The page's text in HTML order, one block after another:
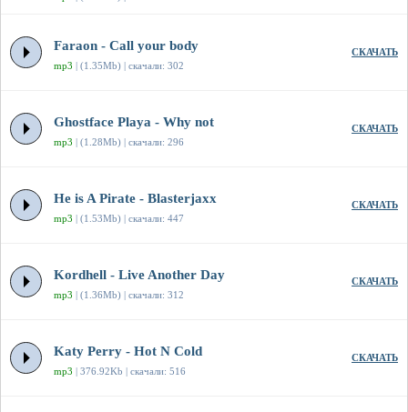
Faraon - Call your body
mp3 | (1.35Mb) | скачали: 302
СКАЧАТЬ
Ghostface Playa - Why not
mp3 | (1.28Mb) | скачали: 296
СКАЧАТЬ
He is A Pirate - Blasterjaxx
mp3 | (1.53Mb) | скачали: 447
СКАЧАТЬ
Kordhell - Live Another Day
mp3 | (1.36Mb) | скачали: 312
СКАЧАТЬ
Katy Perry - Hot N Cold
mp3 | 376.92Kb | скачали: 516
СКАЧАТЬ